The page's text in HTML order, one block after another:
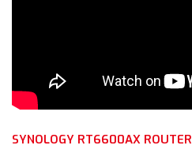
SYNOLOGY RT6600AX ROUTER